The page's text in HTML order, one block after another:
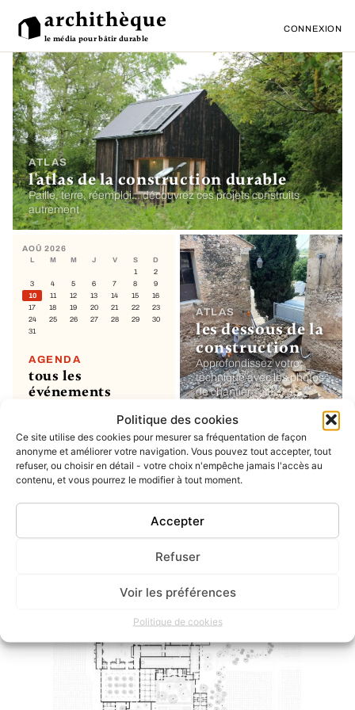
Politique des cookies
Ce site utilise des cookies pour mesurer sa fréquentation de façon
anonyme et améliorer votre navigation. Vous pouvez tout accepter, tout
refuser, ou choisir en détail - votre choix n'empêche jamais l'accès au
contenu, et vous pourrez le modifier à tout moment.
Accepter
Refuser
Voir les préférences
Politique de cookies
archithèque
le média pour bâtir durable
CONNEXION
ATLAS
l'atlas de la construction durable
Paille, terre, réemploi… découvrez ces projets construits
autrement
ATLAS
les dessous de la
construction
Approfondissez votre
technique avec les photos
de chantier
AOÛ 2026
L M M J V S
D
1
2
3
4 5 6 7 8
9
10
11 12 13 14 15
16
17
18 19 20 21 22
23
24
25 26 27 28 29
30
31
AGENDA
tous les
événements
MON COMPTE
soumettre un
projet ou un
évènement